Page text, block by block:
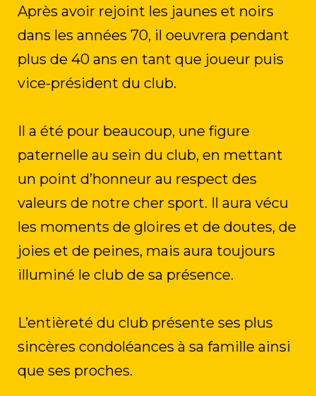
Après avoir rejoint les jaunes et noirs
dans les années 70, il oeuvrera pendant
plus de 40 ans en tant que joueur puis
vice-président du club.
Il a été pour beaucoup, une figure
paternelle au sein du club, en mettant
un point d’honneur au respect des
valeurs de notre cher sport. Il aura vécu
les moments de gloires et de doutes, de
joies et de peines, mais aura toujours
illuminé le club de sa présence.
L’entièreté du club présente ses plus
sincères condoléances à sa famille ainsi
que ses proches.